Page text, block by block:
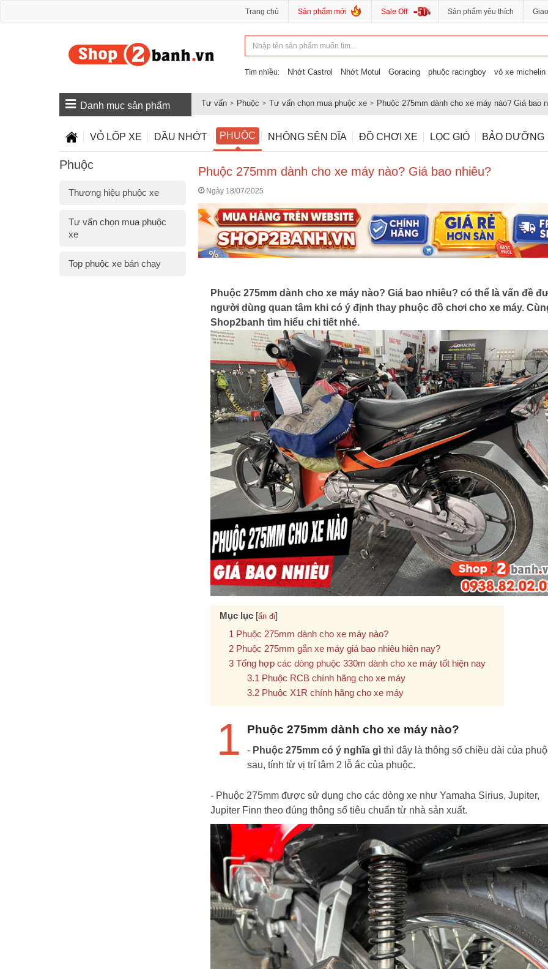
Trang chủ Sản phẩm mới Sale Off Sản phẩm yêu thích
Tìm nhiều: Nhớt Castrol Nhớt Motul Goracing phuộc racingboy vỏ xe michelin
Tư vấn Phuộc Tư vấn chọn mua phuộc xe Phuộc 275mm dành cho xe máy nào? Giá bao
Danh mục sản phẩm
VỎ LỐP XE DẦU NHỚT PHUỘC NHÔNG SÊN DĨA ĐỒ CHƠI XE LỌC GIÓ BẢO DƯỠNG
Phuộc
Thương hiệu phuộc xe
Tư vấn chọn mua phuộc
xe
Top phuộc xe bán chạy
Phuộc 275mm dành cho xe máy nào? Giá bao nhiêu?
Ngày 18/07/2025
Phuộc 275mm dành cho xe máy nào? Giá bao nhiêu? có thể là vấn đề
người dùng quan tâm khi có ý định thay phuộc đồ chơi cho xe máy.
Shop2banh tìm hiểu chi tiết nhé.
Mục lục [ẩn đi]
Phuộc 275mm dành cho xe máy nào?
Phuộc 275mm gắn xe máy giá bao nhiêu hiện nay?
Tổng hợp các dòng phuộc 330m dành cho xe máy tốt hiện nay
Phuộc RCB chính hãng cho xe máy
Phuộc X1R chính hãng cho xe máy
1 Phuộc 275mm dành cho xe máy nào?
- Phuộc 275mm có ý nghĩa gì thì đây là thông số chiều dài của
sau, tính từ vị trí tâm 2 lỗ ắc của phuộc.
- Phuộc 275mm được sử dụng cho các dòng xe như Yamaha Sirius, Jupiter,
Jupiter Finn theo đúng thông số tiêu chuẩn từ nhà sản xuất.